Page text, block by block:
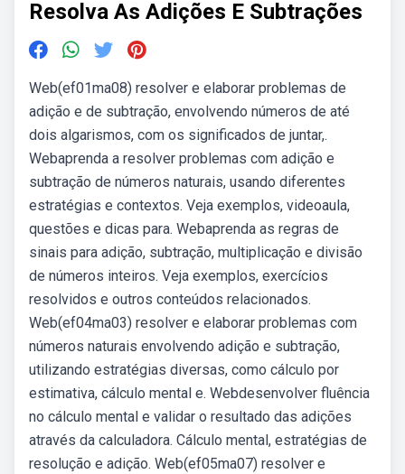
Resolva As Adições E Subtrações
Web(ef01ma08) resolver e elaborar problemas de
adição e de subtração, envolvendo números de até
dois algarismos, com os significados de juntar,.
Webaprenda a resolver problemas com adição e
subtração de números naturais, usando diferentes
estratégias e contextos. Veja exemplos, videoaula,
questões e dicas para. Webaprenda as regras de
sinais para adição, subtração, multiplicação e divisão
de números inteiros. Veja exemplos, exercícios
resolvidos e outros conteúdos relacionados.
Web(ef04ma03) resolver e elaborar problemas com
números naturais envolvendo adição e subtração,
utilizando estratégias diversas, como cálculo por
estimativa, cálculo mental e. Webdesenvolver fluência
no cálculo mental e validar o resultado das adições
através da calculadora. Cálculo mental, estratégias de
resolução e adição. Web(ef05ma07) resolver e